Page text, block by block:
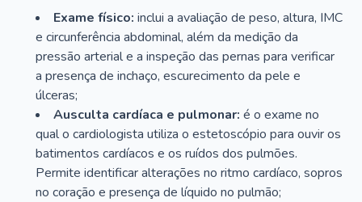
Exame físico: inclui a avaliação de peso, altura, IMC
e circunferência abdominal, além da medição da
pressão arterial e a inspeção das pernas para verificar
a presença de inchaço, escurecimento da pele e
úlceras;
Ausculta cardíaca e pulmonar: é o exame no
qual o cardiologista utiliza o estetoscópio para ouvir os
batimentos cardíacos e os ruídos dos pulmões.
Permite identificar alterações no ritmo cardíaco, sopros
no coração e presença de líquido no pulmão;